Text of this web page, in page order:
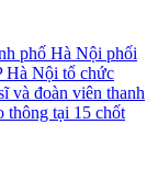
phố Hà Nội phối
Hà Nội tổ chức
và đoàn viên thanh
thông tại 15 chốt